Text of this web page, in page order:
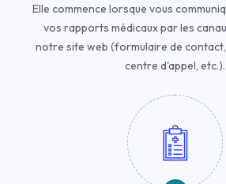
Elle commence lorsque vous
vos rapports médicaux par les
notre site web (formulaire de
centre d'appel, etc.).